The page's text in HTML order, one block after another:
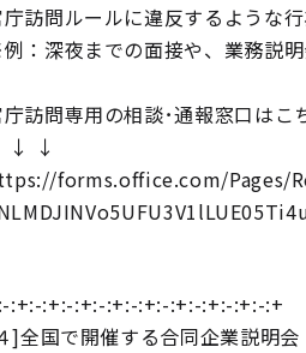
庁訪問ルールに違反するような
：深夜までの面接や、業務説
庁訪問専用の相談･通報窓口はこ
↓ ↓
forms.office.com/Pages/
:+:-:+:-:+:-:+:-:+:-:+:-:+:-:+:-:+
]全国で開催する合同企業説明